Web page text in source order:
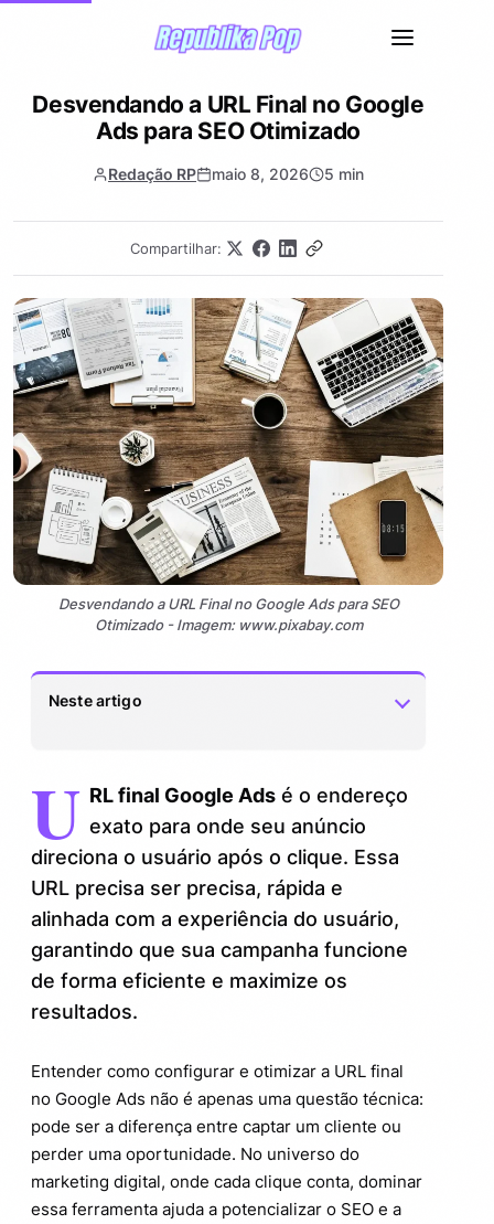
Desvendando a URL Final no Google
Ads para SEO Otimizado
Redação RP maio 8, 2026 5 min
Compartilhar:
Desvendando a URL Final no Google Ads para SEO
Otimizado - Imagem: www.pixabay.com
Neste artigo
Google Ads?
Por que a URL final é crucial para uma
estratégia de SEO otimizado?
3.
Como otimizar a URL final para atrair
cliques qualificados?
4.
Curiosidades que você talvez não saiba
sobre a URL final no Google Ads
5.
Dicas práticas para dominar a URL final
no Google Ads
U RL final Google Adsé o endereço
exato para onde seu anúncio
direciona o usuário após o clique. Essa
URL precisa ser precisa, rápida e
alinhada com a experiência do usuário,
garantindo que sua campanha funcione
de forma eficiente e maximize os
resultados.
Entender como configurar e otimizar a URL final
no Google Ads não é apenas uma questão técnica:
pode ser a diferença entre captar um cliente ou
perder uma oportunidade. No universo do
marketing digital, onde cada clique conta, dominar
essa ferramenta ajuda a potencializar o SEO e a